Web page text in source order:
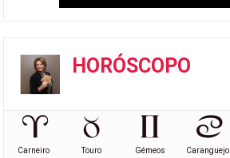
HORÓSCOPO
Carneiro Touro Gémeos Caranguejo